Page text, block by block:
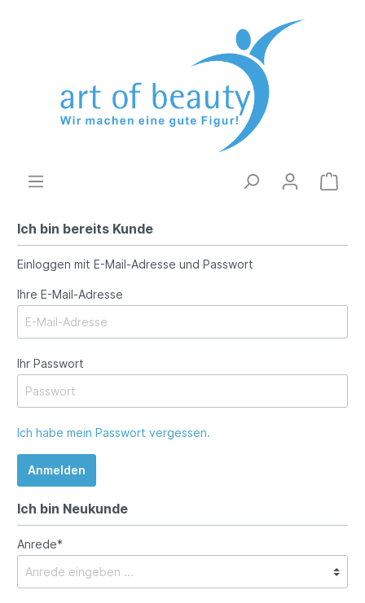
Ich bin bereits Kunde
Einloggen mit E-Mail-Adresse und Passwort
Ihre E-Mail-Adresse
Ihr Passwort
Ich habe mein Passwort vergessen.
Anmelden
Ich bin Neukunde
Anrede*